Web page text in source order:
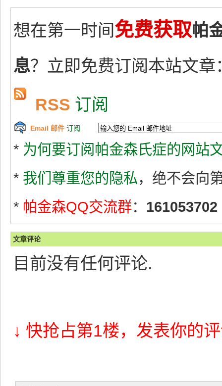
想在第一时间免费获取帕
息？立即免费订阅本站文章
RSS 订阅
Email 邮件 订阅
* 为何要订阅帕金森氏症的网站
* 我们尊重您的隐私，绝不会向
* 帕金森QQ交流群： 161053702
文章评论
目前没有任何评论.
↓ 快抢占第1楼，发表你的